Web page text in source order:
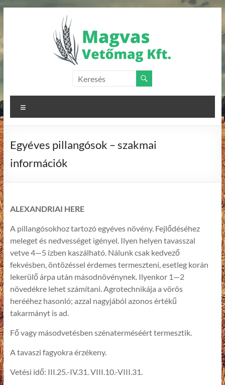
Skip
Vetőmag
Kft.
forgalmazása
Egyéves pillangósok – szakmai
információk
ALEXANDRIAI HERE
A pillangósokhoz tartozó egyéves növény. Fejlődéséhez
meleget és nedvességet igényel. Ilyen helyen tavasszal
vetve 4—5 ízben kaszálható. Nálunk csak kedvező
fekvésben, öntözéssel érdemes termeszteni, esetleg korán
lekerülő árpa után másodnövénynek. Ilyenkor 1—2
növedékre lehet számítani. Agrotechnikája a vörös
herééhez hasonló; azzal nagyjából azonos értékű
takarmányt is ad.
Fő vagy másodvetésben szénaterméséért termesztik.
A tavaszi fagyokra érzékeny.
Vetési idő: III.25.-IV.31. VIII.10.-VIII.31.